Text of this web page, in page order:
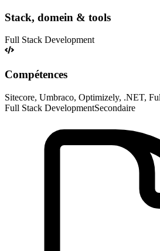
Stack, domein & tools
Full Stack Development
Compétences
Sitecore, Umbraco, Optimizely, .NET,
Full Stack DevelopmentSecondaire